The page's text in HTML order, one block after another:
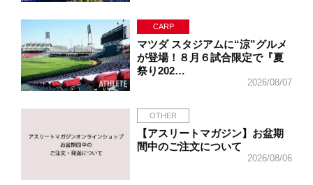
CARP
マツダ スタジアムに“涼”グルメ
が登場！８月６試合限定で『夏
祭り202…
2026/08/07
OTHER
【アスリートマガジン】お盆期
間中のご注文について
2026/08/06